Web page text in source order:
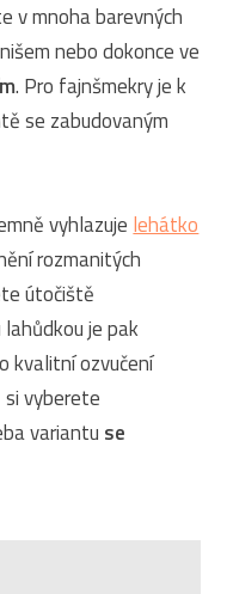
v mnoha barevných
nebo dokonce ve
. Pro fajnšmekry je k
se zabudovaným
vyhlazujelehátko
rozmanitých
útočiště
je pak
kvalitní ozvučení
vyberete
variantu se